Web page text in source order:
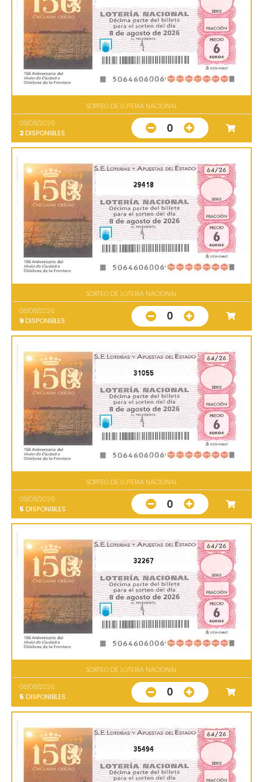
SORTEO DE LOTERIA NACIONAL
08/08/2026
2 DISPONIBLES 0
29418
SORTEO DE LOTERIA NACIONAL
08/08/2026
9 DISPONIBLES 0
31055
SORTEO DE LOTERIA NACIONAL
08/08/2026
5 DISPONIBLES 0
32267
SORTEO DE LOTERIA NACIONAL
08/08/2026
5 DISPONIBLES 0
35494